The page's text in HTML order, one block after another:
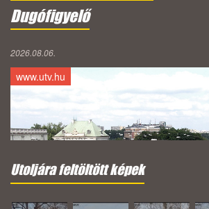
Dugófigyelő
2026.08.06.
www.utv.hu
Utoljára feltöltött képek